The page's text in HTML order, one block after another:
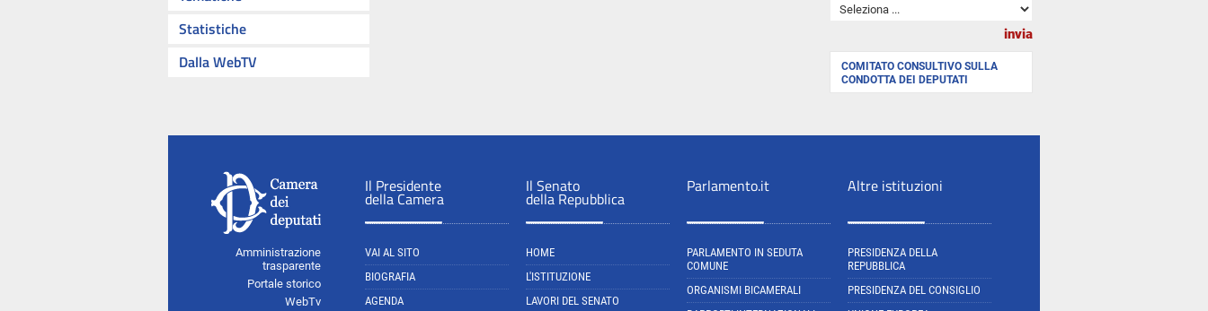
Statistiche
Dalla WebTV
COMITATO CONSULTIVO SULLA
CONDOTTA DEI DEPUTATI
Amministrazione
trasparente
Portale storico
WebTv
Il Presidente
della Camera
VAI AL SITO
BIOGRAFIA
AGENDA
Il Senato
della Repubblica
HOME
L'ISTITUZIONE
LAVORI DEL SENATO
Parlamento.it
PARLAMENTO IN SEDUTA
COMUNE
ORGANISMI BICAMERALI
Altre istituzioni
PRESIDENZA DELLA
REPUBBLICA
PRESIDENZA DEL CONSIGLIO